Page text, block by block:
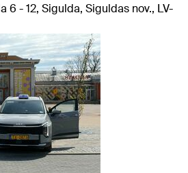
6 - 12, Sigulda, Siguldas nov., LV-